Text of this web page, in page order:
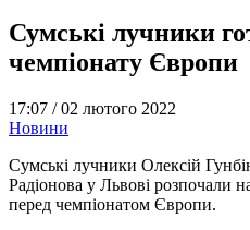
Сумські лучники
чемпіонату Європи
17:07 /02 лютого 2022
Новини
Сумські лучники Олексій
Радіонова у Львові розпочали
перед чемпіонатом Європи.